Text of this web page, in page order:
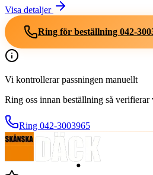
Visa detaljer
Ring för beställning 042-
Vi kontrollerar passningen manuellt
Ring oss innan beställning så
Ring 042-3003965